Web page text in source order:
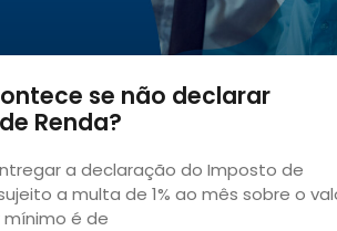
se não declarar
Renda?
a declaração do Imposto de
a multa de 1% ao mês sobre o
mínimo é de